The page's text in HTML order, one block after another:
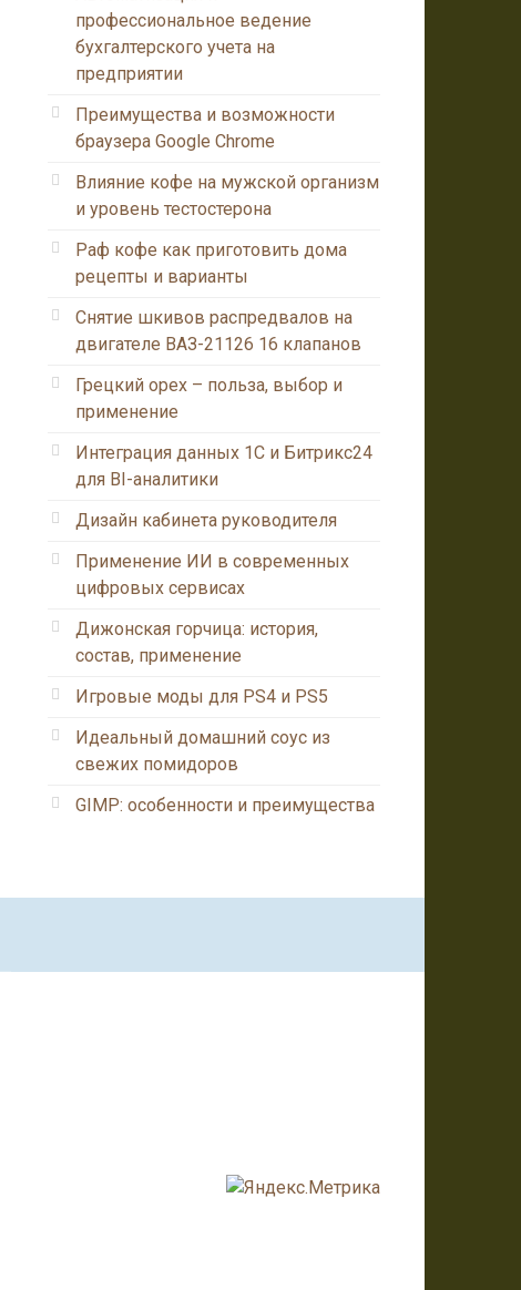
профессиональное ведение
бухгалтерского учета на
предприятии
Преимущества и возможности
браузера Google Chrome
Влияние кофе на мужской организм
и уровень тестостерона
Раф кофе как приготовить дома
рецепты и варианты
Снятие шкивов распредвалов на
двигателе ВАЗ-21126 16 клапанов
Грецкий орех – польза, выбор и
применение
Интеграция данных 1С и Битрикс24
для BI-аналитики
Дизайн кабинета руководителя
Применение ИИ в современных
цифровых сервисах
Дижонская горчица: история,
состав, применение
Игровые моды для PS4 и PS5
Идеальный домашний соус из
свежих помидоров
GIMP: особенности и преимущества